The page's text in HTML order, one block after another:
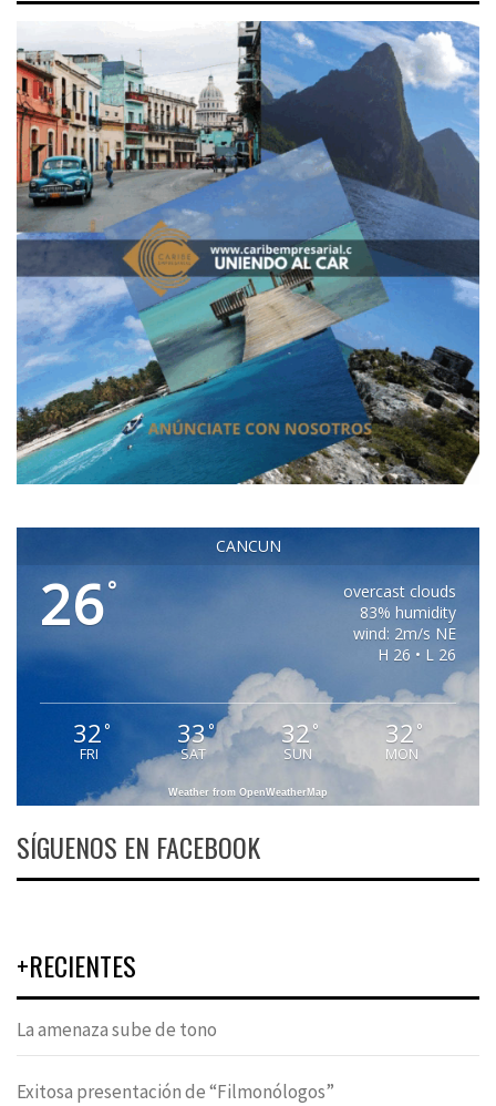
CANCUN
26°
overcast clouds
83% humidity
wind: 2m/s NE
H 26 • L 26
32°
FRI
33°
SAT
32 °
SUN
32 °
MON
Weather from OpenWeatherMap
SÍGUENOS EN FACEBOOK
+RECIENTES
La amenaza sube de tono
Exitosa presentación de “Filmonólogos”